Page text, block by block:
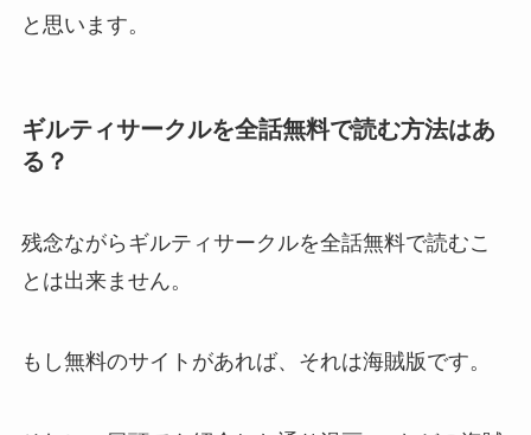
と思います。
ギルティサークルを全話無料で読む方法はあ
る？
残念ながらギルティサークルを全話無料で読むこ
とは出来ません。
もし無料のサイトがあれば、それは海賊版です。